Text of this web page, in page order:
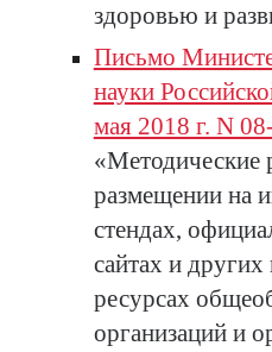
здоровью и
Письмо
науки
мая 2018 г. N
«Методические
размещении на
стендах,
сайтах и
ресурсах
организаций и